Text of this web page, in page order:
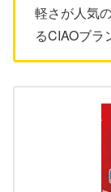
軽さが人気
るCIAOブラ